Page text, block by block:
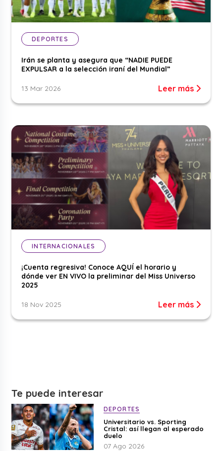
DEPORTES
Irán se planta y asegura que “NADIE PUEDE
EXPULSAR a la selección iraní del Mundial”
13 Mar 2026 Leer más
INTERNACIONALES
¡Cuenta regresiva! Conoce AQUÍ el horario y
dónde ver EN VIVO la preliminar del Miss Universo
2025
18 Nov 2025 Leer más
Te puede interesar
DEPORTES
Universitario vs. Sporting
Cristal: así llegan al esperado
duelo
07 Ago 2026